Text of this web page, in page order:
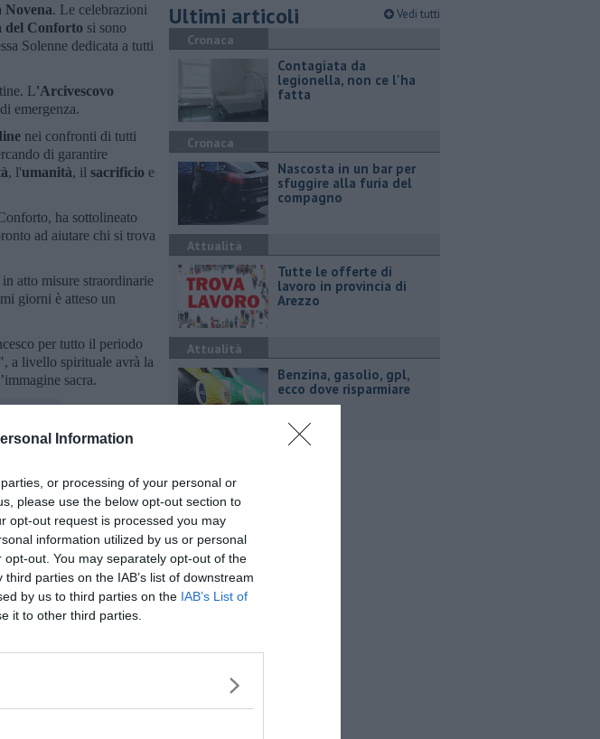
Information
or processing of your personal or
please use the below opt-out section to
opt-out request is processed you may
information utilized by us or personal
out. You may separately opt-out of the
parties on the IAB’s list of downstream
by us to third parties on the IAB’s List of
it to other third parties.
Novena. Le celebrazioni
del Conforto si sono
Solenne dedicata a tutti
L'Arcivescovo
emergenza.
nei confronti di tutti
di garantire
, l'umanità, il sacrificio e
ha sottolineato
ad aiutare chi si trova
atto misure straordinarie
giorni è atteso un
per tutto il periodo
a livello spirituale avrà la
sacra.
- ToscanaMedia.
Ultimi articoli Vedi tutti
Cronaca
Contagiata da
legionella, non ce l'ha
fatta
Cronaca
Nascosta in un bar per
sfuggire alla furia del
compagno
Attualità
​Tutte le offerte di
lavoro in provincia di
Arezzo
Attualità
​Benzina, gasolio, gpl,
ecco dove risparmiare